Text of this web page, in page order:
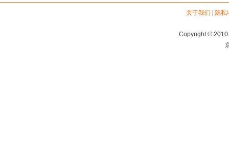
关于我们
隐私
Copyright © 2010